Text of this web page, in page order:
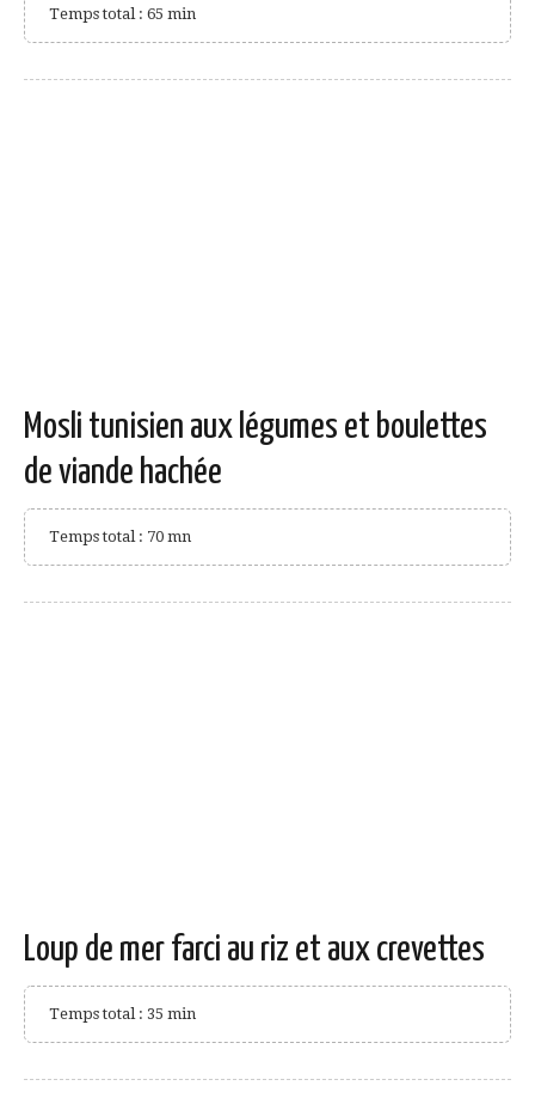
Temps total : 65 min
Mosli tunisien aux légumes et boulettes
de viande hachée
Temps total : 70 mn
Loup de mer farci au riz et aux crevettes
Temps total : 35 min